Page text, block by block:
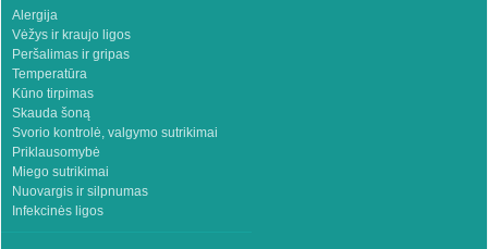
Alergija
Vėžys ir kraujo ligos
Peršalimas ir gripas
Temperatūra
Kūno tirpimas
Skauda šoną
Svorio kontrolė, valgymo sutrikimai
Priklausomybė
Miego sutrikimai
Nuovargis ir silpnumas
Infekcinės ligos